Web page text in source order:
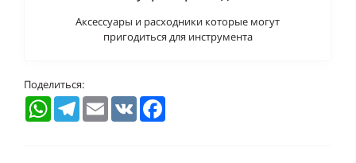
Аксессуары и расходники которые могут
пригодиться для инструмента
Поделиться:
WhatsAppTelegramEmail VK